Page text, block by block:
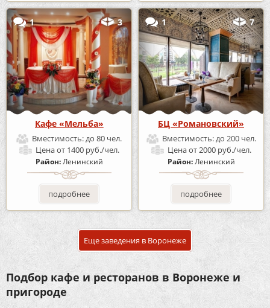
1 3
Кафе «Мельба»
Вместимость:до 80 чел.
Ценаот 1400 руб./чел.
Район:Ленинский
подробнее
1 7
БЦ «Романовский»
Вместимость:до 200 чел.
Ценаот 2000 руб./чел.
Район:Ленинский
подробнее
Еще заведения в Воронеже
Подбор кафе и ресторанов в Воронеже и
пригороде